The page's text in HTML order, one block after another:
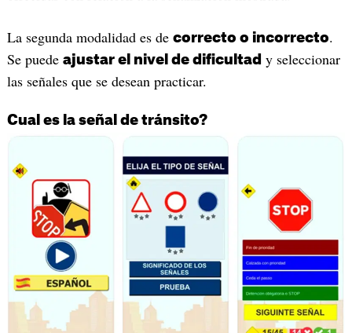
La segunda modalidad es de correcto o incorrecto.
Se puede ajustar el nivel de dificultad y seleccionar
las señales que se desean practicar.
Cual es la señal de tránsito?